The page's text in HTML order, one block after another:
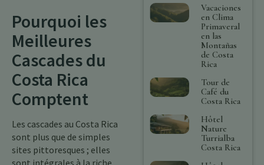
Pourquoi les
Meilleures
Cascades du
Costa Rica
Comptent
Les cascades au Costa Rica
sont plus que de simples
sites pittoresques ; elles
sont intégrales à la riche
Vacaciones
en Clima
Primaveral
en las
Montañas
de Costa
Rica
Tour de
Café du
Costa Rica
Hôtel
Nature
Turrialba
Costa Rica